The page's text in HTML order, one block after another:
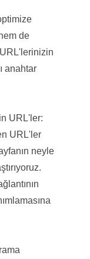
de
anahtar
URL'ler:
URL'ler
neyle